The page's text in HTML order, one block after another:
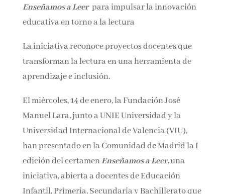
Enseñamos a Leer para impulsar la innovación
educativa en torno a la lectura
La iniciativa reconoce proyectos docentes que
transforman la lectura en una herramienta de
aprendizaje e inclusión.
El miércoles, 14 de enero, la Fundación José
Manuel Lara, junto a UNIE Universidad y la
Universidad Internacional de Valencia (VIU),
han presentado en la Comunidad de Madrid la
I edición del certamenEnseñamos a Leer,una
iniciativa, abierta a docentes de Educación
Infantil, Primeria, Secundaria y Bachillerato
Por favor, acepta lostérminos y condiciones
de privacidad